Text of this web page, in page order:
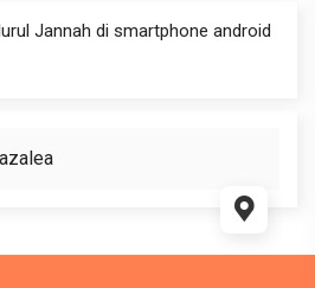
Jannah di smartphone android